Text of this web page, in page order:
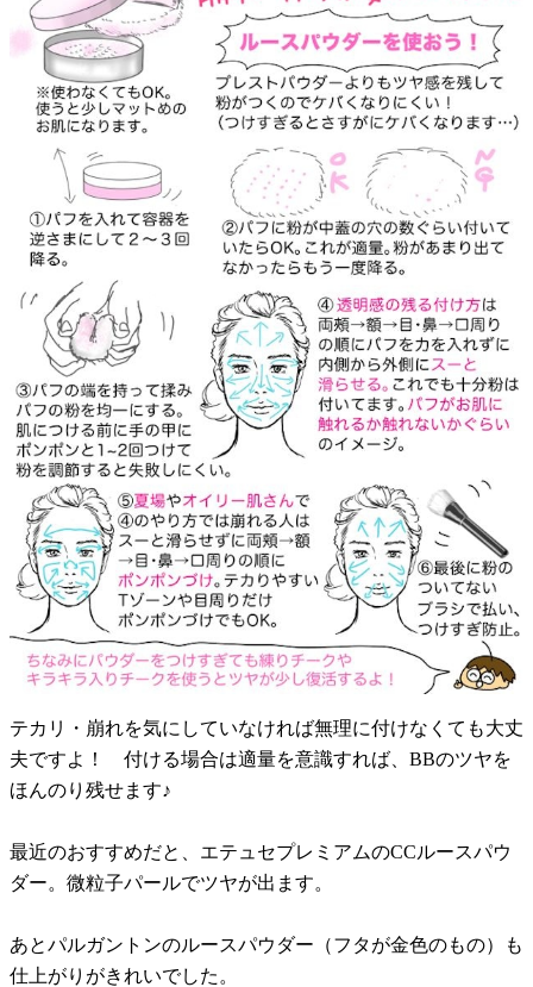
テカリ・崩れを気にしていなければ無理に付けなくても大丈
夫ですよ！ 付ける場合は適量を意識すれば、BBのツヤを
ほんのり残せます♪
最近のおすすめだと、エテュセプレミアムのCCルースパウ
ダー。微粒子パールでツヤが出ます。
あとパルガントンのルースパウダー（フタが金色のもの）も
仕上がりがきれいでした。